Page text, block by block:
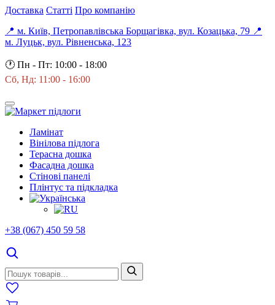
Доставка Статті Про компанію
📍 м. Київ, Петропавлівська Борщагівка, вул. Козацька, 79 📍
м. Луцьк, вул. Рівненська, 123
🕐 Пн - Пт: 10:00 - 18:00
Сб, Нд: 11:00 - 16:00
Ламінат
Вінілова підлога
Терасна дошка
Фасадна дошка
Стінові панелі
Плінтус та підкладка
+38 (067) 450 59 58